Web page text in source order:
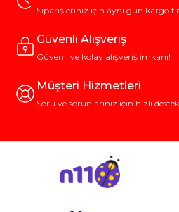
Siparişleriniz için aynı gün kargo
Güvenli Alışveriş
Güvenli ve kolay alışveriş imkanı!
Müşteri Hizmetleri
Soru ve sorunlarınız için hızlı